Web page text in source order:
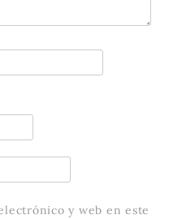
y web en este